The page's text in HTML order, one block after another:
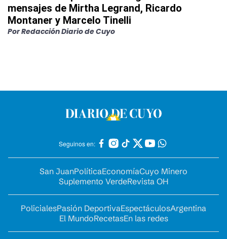
mensajes de Mirtha Legrand, Ricardo
Montaner y Marcelo Tinelli
PorRedacción Diario de Cuyo
Seguinos en:
San JuanPolíticaEconomíaCuyo Minero
Suplemento VerdeRevista OH
PolicialesPasión DeportivaEspectáculosArgentina
El MundoRecetasEn las redes